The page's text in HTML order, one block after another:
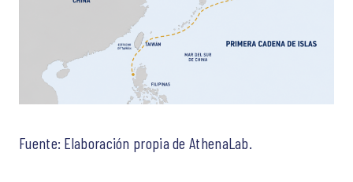
Fuente: Elaboración propia de AthenaLab.